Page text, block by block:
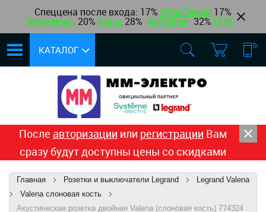
Спеццена после входа: 17% AtlasDesign 17%
Теплолюкс, 20% Kranz 28% ArtGallery 32% CHINT
КАТАЛОГ
После авторизации или регистрации Вам
сразу будут доступны цены со скидками
Главная Розетки и выключатели Legrand
Legrand Valena
Valena cлоновая кость
Акустическая розетка двойная Valena (слоновая кость) 774324